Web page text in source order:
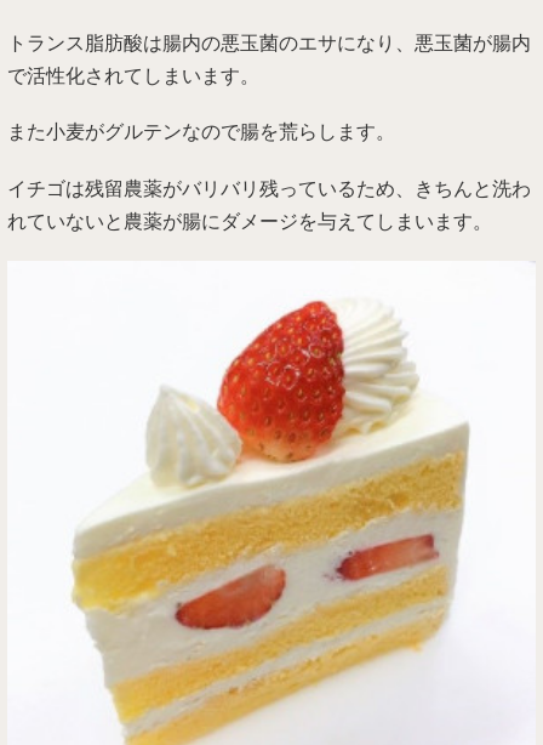
トランス脂肪酸は腸内の悪玉菌のエサになり、悪玉菌が腸内
で活性化されてしまいます。
また小麦がグルテンなので腸を荒らします。
イチゴは残留農薬がバリバリ残っているため、きちんと洗わ
れていないと農薬が腸にダメージを与えてしまいます。